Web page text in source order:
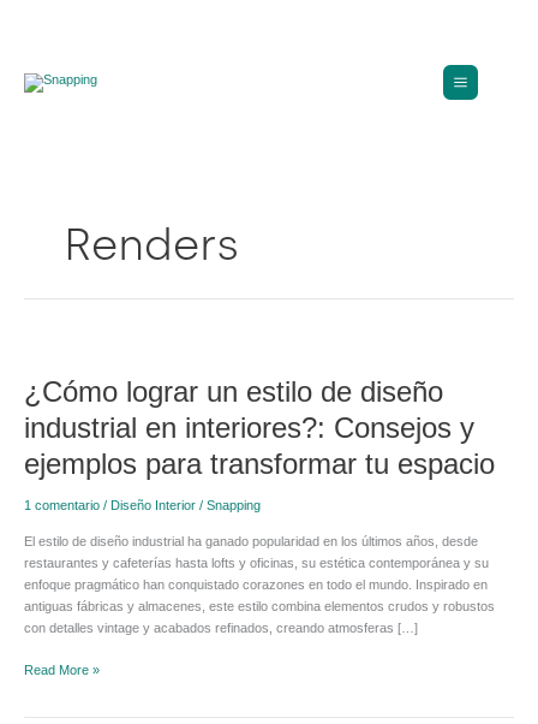
Renders
¿Cómo lograr un estilo de diseño
industrial en interiores?: Consejos y
ejemplos para transformar tu espacio
1 comentario / Diseño Interior / Snapping
El estilo de diseño industrial ha ganado popularidad en los últimos años, desde
restaurantes y cafeterías hasta lofts y oficinas, su estética contemporánea y su
enfoque pragmático han conquistado corazones en todo el mundo. Inspirado en
antiguas fábricas y almacenes, este estilo combina elementos crudos y robustos
con detalles vintage y acabados refinados, creando atmosferas […]
un
estilo
de
diseño
industrial
Consejos
y
ejemplos
para
transformar
espacio
Read More »